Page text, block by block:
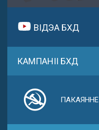
ВІДЭА БХД
КАМПАНІІ БХД
ПАКАЯННЕ